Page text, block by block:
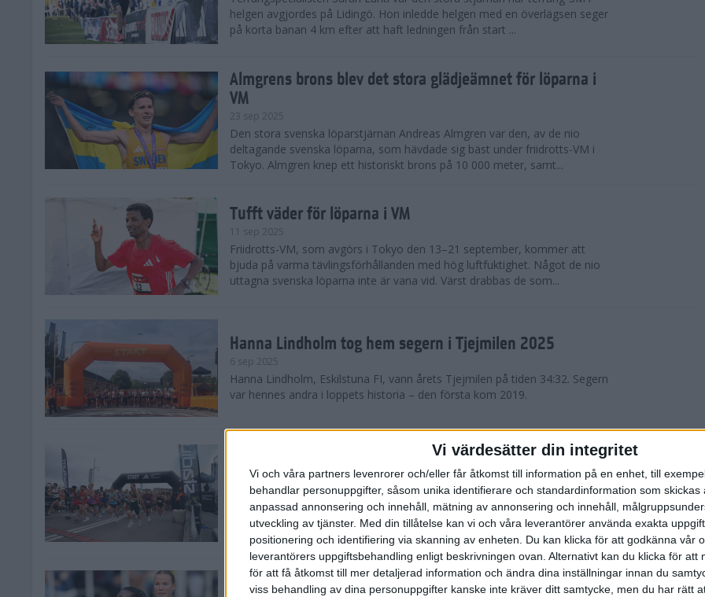
Vi värdesätter din integritet
Vi och våra partners levenrorer och/eller får åtkomst till information på en enhet, till
behandlar personuppgifter, såsom unika identifierare och standardinformation som skickas
anpassad annonsering och innehåll, mätning av annonsering och innehåll,
utveckling av tjänster. Med din tillåtelse kan vi och våra leverantörer använda exakta
positionering och identifiering via skanning av enheten. Du kan klicka för att godkänna vår
leverantörers uppgiftsbehandling enligt beskrivningen ovan. Alternativt kan du klicka för att
för att få åtkomst till mer detaljerad information och ändra dina inställningar innan du
viss behandling av dina personuppgifter kanske inte kräver ditt samtycke, men du har rätt
helgen avgjordes på Lidingö. Hon inledde helgen med en överlägsen seger
på korta banan 4 km efter att haft ledningen från start ...
Almgrens brons blev det stora glädjeämnet för löparna i
VM
23 sep 2025
Den stora svenska löparstjärnan Andreas Almgren var den, av de nio
deltagande svenska löparna, som hävdade sig bäst under friidrotts-VM i
Tokyo. Almgren knep ett historiskt brons på 10 000 meter, samt...
Tufft väder för löparna i VM
11 sep 2025
Friidrotts-VM, som avgörs i Tokyo den 13–21 september, kommer att
bjuda på varma tävlingsförhållanden med hög luftfuktighet. Något de nio
uttagna svenska löparna inte är vana vid. Värst drabbas de som...
Hanna Lindholm tog hem segern i Tjejmilen 2025
6 sep 2025
Hanna Lindholm, Eskilstuna FI, vann årets Tjejmilen på tiden 34:32. Segern
var hennes andra i loppets historia – den första kom 2019.
Snabbaste segertiden på 12 år i rekordstort adidas
Stockholm Halvmaraton
30 aug 2025
Ett slutsålt och rekordstort adidas Stockholm Halvmaraton avgjordes i
nästintill perfekt löparväder. 18 grader, mulet och väldigt lite vind. Totalt
var 19,866 löpare anmälda, varav 15,807 kom till sta...
Löparna viktiga när Sverige vann Finnkampen